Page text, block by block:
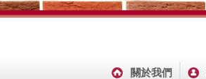
關於我們